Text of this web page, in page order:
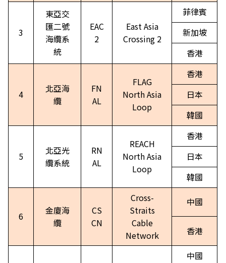
3
東亞交
匯二號
海纜系
統
EAC
2
East Asia
Crossing 2
菲律賓
新加坡
香港
4
北亞海
纜
FN
AL
FLAG
North Asia
Loop
香港
日本
韓國
5
北亞光
纜系統
RN
AL
REACH
North Asia
Loop
香港
日本
韓國
6
金廈海
纜
CS
CN
Cross-
Straits
Cable
Network
中國
香港
中國